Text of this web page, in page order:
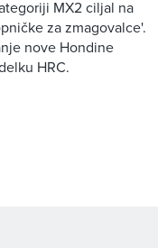
MX2 ciljal na
za zmagovalce'.
nove Hondine
HRC.